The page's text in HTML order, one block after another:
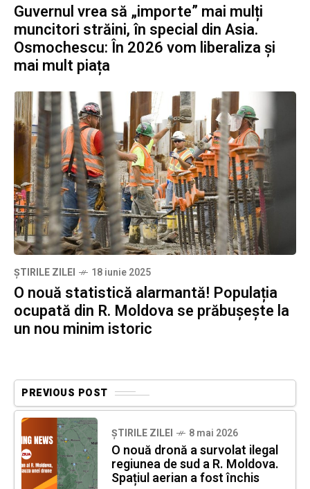
Guvernul vrea să „importe” mai mulți
muncitori străini, în special din Asia.
Osmochescu: În 2026 vom liberaliza și
mai mult piața
ȘTIRILE ZILEI 18 iunie 2025
O nouă statistică alarmantă! Populația
ocupată din R. Moldova se prăbușește la
un nou minim istoric
PREVIOUS POST
ȘTIRILE ZILEI 8 mai 2026
O nouă dronă a survolat ilegal
regiunea de sud a R. Moldova.
Spațiul aerian a fost închis